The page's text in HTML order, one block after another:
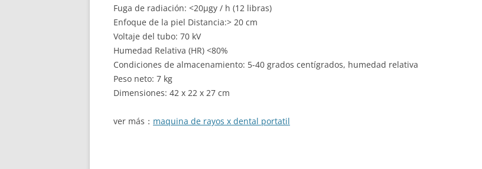
Fuga de radiación: <20μgy / h (12 libras)
Enfoque de la piel Distancia:> 20 cm
Voltaje del tubo: 70 kV
Humedad Relativa (HR) <80%
Condiciones de almacenamiento: 5-40 grados centígrados, humedad relativa
Peso neto: 7 kg
Dimensiones: 42 x 22 x 27 cm
ver más： maquina de rayos x dental portatil